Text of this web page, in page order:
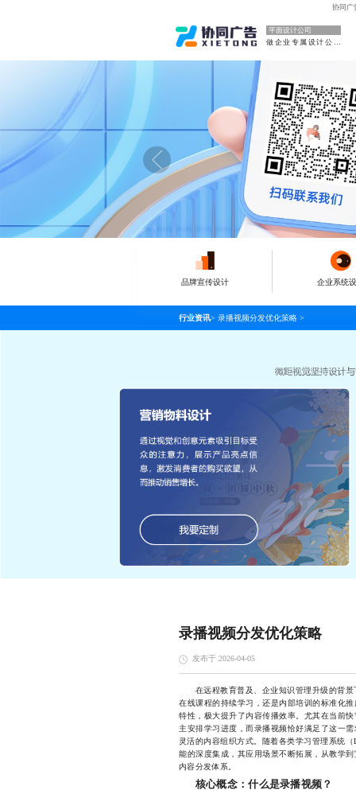
协同广
平面设计公司
做企业专属设计公司
品牌宣传设计 企业系统
行业资讯> 录播视频分发优化策略 >
录播视频分发优化策略
发布于 2026-04-05
在远程教育普及、企业知识管理升级的背景
在线课程的持续学习，还是内部培训的标准化
特性，极大提升了内容传播效率。尤其在当前
主安排学习进度，而录播视频恰好满足了这一
灵活的内容组织方式。随着各类学习管理系统
能的深度集成，其应用场景不断拓展，从教学
内容分发体系。
核心概念：什么是录播视频？